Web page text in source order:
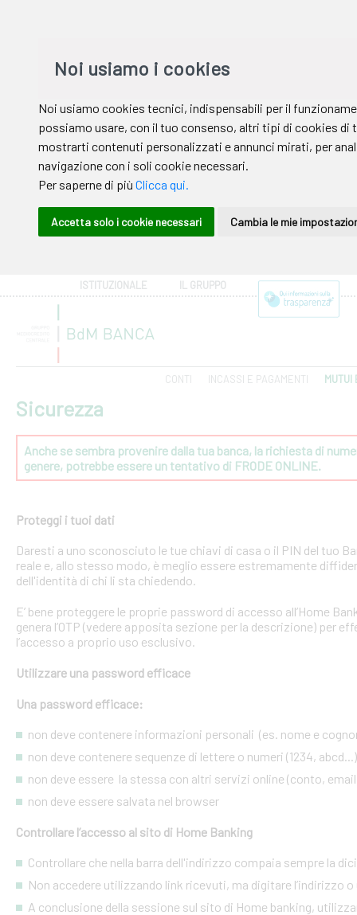
ISTITUZIONALE IL GRUPPO
CONTI INCASSI E PAGAMENTI MUTUI
Sicurezza
Anche se sembra provenire dalla tua banca, la richiesta di
genere, potrebbe essere un tentativo di FRODE ONLINE.
Proteggi i tuoi dati
Daresti a uno sconosciuto le tue chiavi di casa o il PIN del tuo
reale e, allo stesso modo, è meglio essere estremamente
dell'identità di chi li sta chiedendo.
E’ bene proteggere le proprie password di accesso all’Home
genera l’OTP (vedere apposita sezione per la descrizione) per
l’accesso a proprio uso esclusivo.
Utilizzare una password efficace
Una password efficace:
non deve contenere informazioni personali (es. nome e
non deve contenere sequenze di lettere o numeri (1234, abcd...)
non deve essere la stessa con altri servizi online (conto,
non deve essere salvata nel browser
Controllare l’accesso al sito di Home Banking
Controllare che nella barra dell'indirizzo compaia sempre la
Non accedere utilizzando link ricevuti, ma digitare l’indirizzo
A conclusione della sessione sul sito di Home banking,